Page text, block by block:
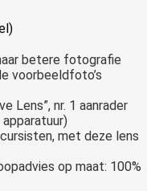
betere fotografie
voorbeeldfoto’s
Lens”, nr. 1 aanrader
met deze lens
op maat: 100%